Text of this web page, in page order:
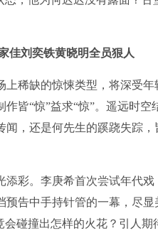
佳刘奕铁黄晓明全员狠人
上稀缺的惊悚类型，将深受
皆“惊”益求“惊”。遥远时
，还是何先生的蹊跷失踪
彩。李庚希首次尝试年代
告中手持针管的一幕，尽
碰撞出怎样的火花？引人